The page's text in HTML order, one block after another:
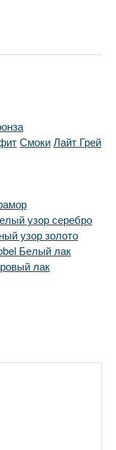
СмокиЛайт Грей
узор серебро
узор золото
Белый лак
лак